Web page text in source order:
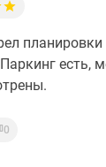
планировки
есть,
0